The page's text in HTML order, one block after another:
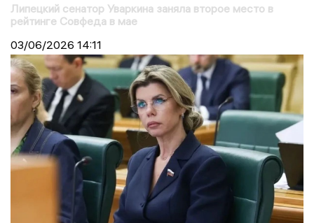
Липецкий сенатор Уваркина заняла второе место в
рейтинге Совфеда в мае
03/06/2026 14:11